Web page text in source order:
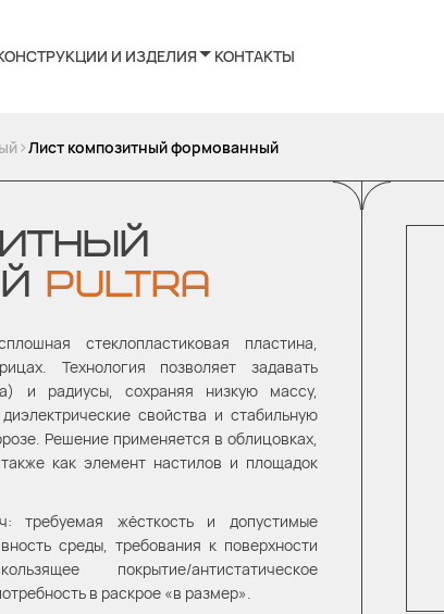
И ИЗДЕЛИЯ КОНТАКТЫ
>Лист композитный формованный
PULTRA
стеклопластиковая пластина,
Технология позволяет задавать
и радиусы, сохраняя низкую массу,
свойства и стабильную
Решение применяется в облицовках,
как элемент настилов и площадок
требуемая жёсткость и допустимые
среды, требования к поверхности
покрытие/антистатическое
в раскрое «в размер».